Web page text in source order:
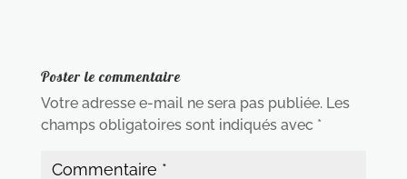
Poster le commentaire
Votre adresse e-mail ne sera pas publiée. Les
champs obligatoires sont indiqués avec *